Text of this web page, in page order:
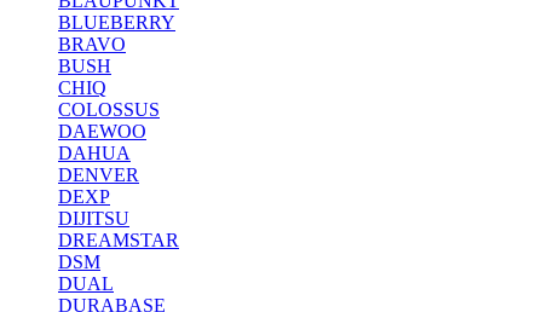
BLUEBERRY
BRAVO
BUSH
CHIQ
COLOSSUS
DAEWOO
DAHUA
DENVER
DEXP
DIJITSU
DREAMSTAR
DSM
DUAL
DURABASE